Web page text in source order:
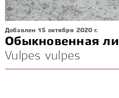
Добавлен 15 октября 2020 г.
Обыкновенная
Vulpes vulpes